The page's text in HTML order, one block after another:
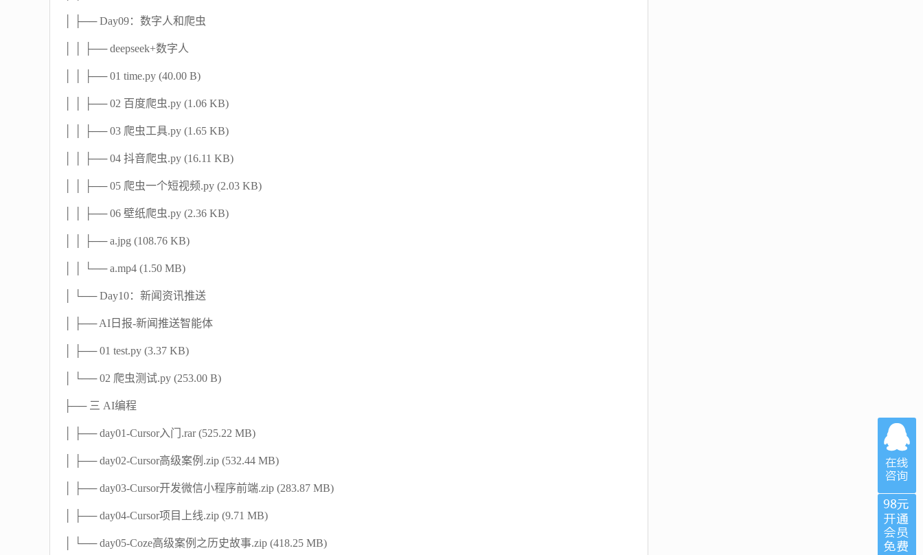
│ ├── Day09：数字人和爬虫
│ │ ├── deepseek+数字人
│ │ ├── 01 time.py (40.00 B)
│ │ ├── 02 百度爬虫.py (1.06 KB)
│ │ ├── 03 爬虫工具.py (1.65 KB)
│ │ ├── 04 抖音爬虫.py (16.11 KB)
│ │ ├── 05 爬虫一个短视频.py (2.03 KB)
│ │ ├── 06 壁纸爬虫.py (2.36 KB)
│ │ ├── a.jpg (108.76 KB)
│ │ └── a.mp4 (1.50 MB)
│ └── Day10：新闻资讯推送
│ ├── AI日报-新闻推送智能体
│ ├── 01 test.py (3.37 KB)
│ └── 02 爬虫测试.py (253.00 B)
├── 三 AI编程
│ ├── day01-Cursor入门.rar (525.22 MB)
│ ├── day02-Cursor高级案例.zip (532.44 MB)
│ ├── day03-Cursor开发微信小程序前端.zip (283.87 MB)
│ ├── day04-Cursor项目上线.zip (9.71 MB)
│ └── day05-Coze高级案例之历史故事.zip (418.25 MB)